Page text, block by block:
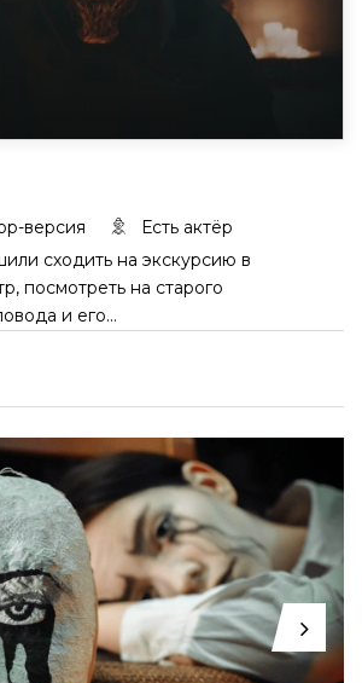
версия
Есть актёр
сходить на экскурсию в
посмотреть на старого
и его...